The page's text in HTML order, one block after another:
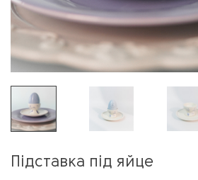
Підставка під яйце